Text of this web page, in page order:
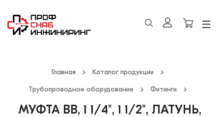
Главная Каталог продукции
Трубопроводное оборудование Фитинги
МУФТА ВВ, 1 1/4", 1 1/2", ЛАТУНЬ,